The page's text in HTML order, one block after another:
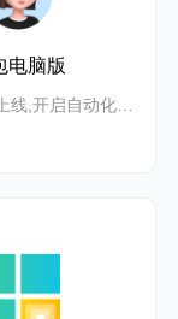
电脑版